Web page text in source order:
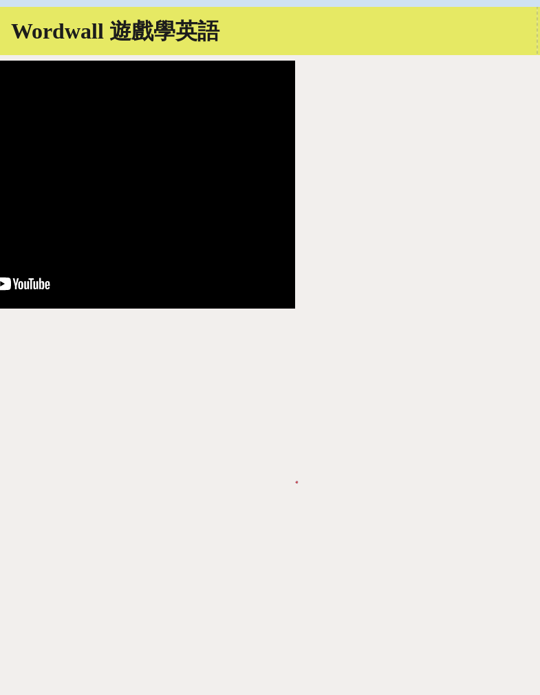
Wordwall 遊戲學英語